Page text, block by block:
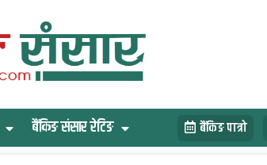
बैंकिङ संसार रेटिङ बैंकिङ पात्रो